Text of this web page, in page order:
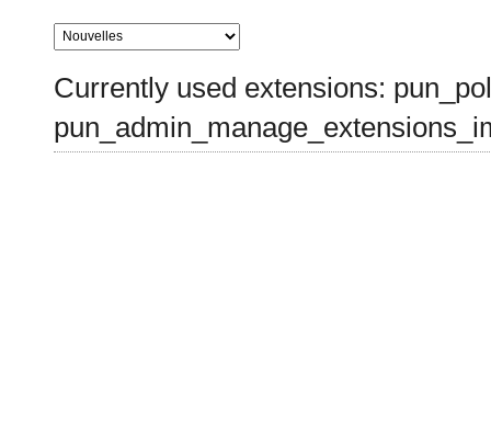
Currently used extensions: